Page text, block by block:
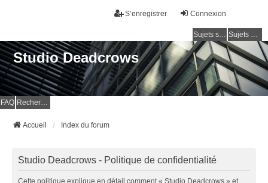
Connexion
S’enregistrer
Sujets sans réponse Sujets actifs
Studio Deadcrows
FAQ Rechercher
Accueil Index du forum
Studio Deadcrows - Politique de confidentialité
Cette politique explique en détail comment « Studio Deadcrows » et